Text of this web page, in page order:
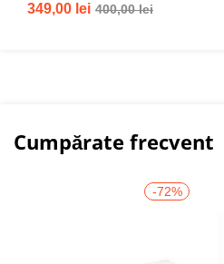
349,00 lei 400,00lei
Cumpărate frecvent
-72%